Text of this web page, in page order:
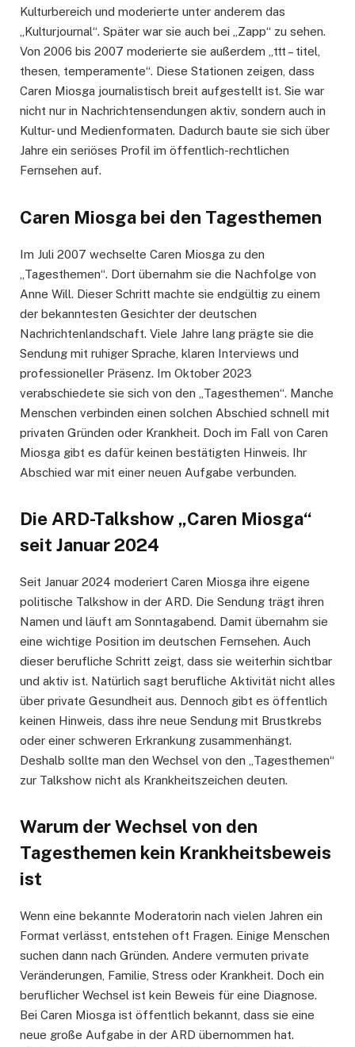
Kulturbereich und moderierte unter anderem das
„Kulturjournal“. Später war sie auch bei „Zapp“ zu sehen.
Von 2006 bis 2007 moderierte sie außerdem „ttt – titel,
thesen, temperamente“. Diese Stationen zeigen, dass
Caren Miosga journalistisch breit aufgestellt ist. Sie war
nicht nur in Nachrichtensendungen aktiv, sondern auch in
Kultur- und Medienformaten. Dadurch baute sie sich über
Jahre ein seriöses Profil im öffentlich-rechtlichen
Fernsehen auf.
Caren Miosga bei den Tagesthemen
Im Juli 2007 wechselte Caren Miosga zu den
„Tagesthemen“. Dort übernahm sie die Nachfolge von
Anne Will. Dieser Schritt machte sie endgültig zu einem
der bekanntesten Gesichter der deutschen
Nachrichtenlandschaft. Viele Jahre lang prägte sie die
Sendung mit ruhiger Sprache, klaren Interviews und
professioneller Präsenz. Im Oktober 2023
verabschiedete sie sich von den „Tagesthemen“. Manche
Menschen verbinden einen solchen Abschied schnell mit
privaten Gründen oder Krankheit. Doch im Fall von Caren
Miosga gibt es dafür keinen bestätigten Hinweis. Ihr
Abschied war mit einer neuen Aufgabe verbunden.
Die ARD-Talkshow „Caren Miosga“
seit Januar 2024
Seit Januar 2024 moderiert Caren Miosga ihre eigene
politische Talkshow in der ARD. Die Sendung trägt ihren
Namen und läuft am Sonntagabend. Damit übernahm sie
eine wichtige Position im deutschen Fernsehen. Auch
dieser berufliche Schritt zeigt, dass sie weiterhin sichtbar
und aktiv ist. Natürlich sagt berufliche Aktivität nicht alles
über private Gesundheit aus. Dennoch gibt es öffentlich
keinen Hinweis, dass ihre neue Sendung mit Brustkrebs
oder einer schweren Erkrankung zusammenhängt.
Deshalb sollte man den Wechsel von den „Tagesthemen“
zur Talkshow nicht als Krankheitszeichen deuten.
Warum der Wechsel von den
Tagesthemen kein Krankheitsbeweis
ist
Wenn eine bekannte Moderatorin nach vielen Jahren ein
Format verlässt, entstehen oft Fragen. Einige Menschen
suchen dann nach Gründen. Andere vermuten private
Veränderungen, Familie, Stress oder Krankheit. Doch ein
beruflicher Wechsel ist kein Beweis für eine Diagnose.
Bei Caren Miosga ist öffentlich bekannt, dass sie eine
neue große Aufgabe in der ARD übernommen hat.